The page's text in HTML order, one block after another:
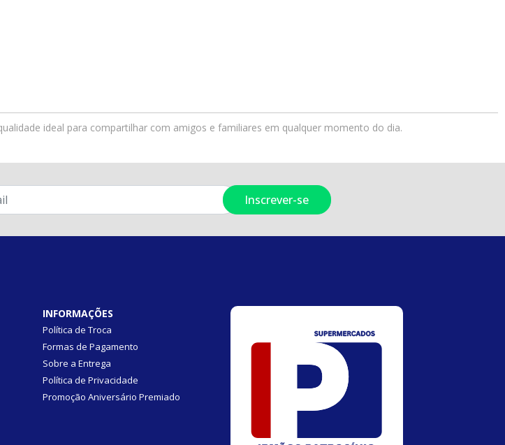
ideal para compartilhar com amigos e familiares em qualquer momento do dia.
INFORMAÇÕES
Política de Troca
Formas de Pagamento
Sobre a Entrega
Política de Privacidade
Promoção Aniversário Premiado